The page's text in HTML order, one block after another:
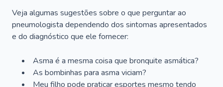
Veja algumas sugestões sobre o que perguntar ao
pneumologista dependendo dos sintomas apresentados
e do diagnóstico que ele fornecer:
Asma é a mesma coisa que bronquite asmática?
As bombinhas para asma viciam?
Meu filho pode praticar esportes mesmo tendo